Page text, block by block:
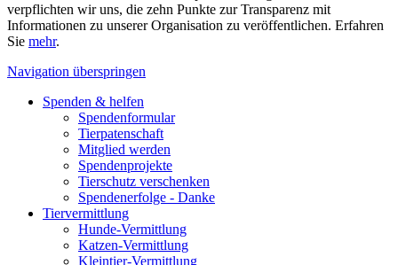
verpflichten wir uns, die zehn Punkte zur Transparenz mit
Informationen zu unserer Organisation zu veröffentlichen. Erfahren
Sie mehr.
Navigation überspringen
Spenden & helfen
Spendenformular
Tierpatenschaft
Mitglied werden
Spendenprojekte
Tierschutz verschenken
Spendenerfolge - Danke
Tiervermittlung
Hunde-Vermittlung
Katzen-Vermittlung
Kleintier-Vermittlung